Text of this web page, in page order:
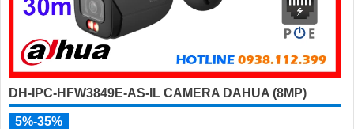
DH-IPC-HFW3849E-AS-IL CAMERA DAHUA (8MP)
5%-35%